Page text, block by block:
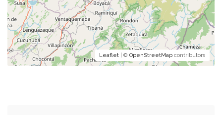
Leaflet | © OpenStreetMap contributors